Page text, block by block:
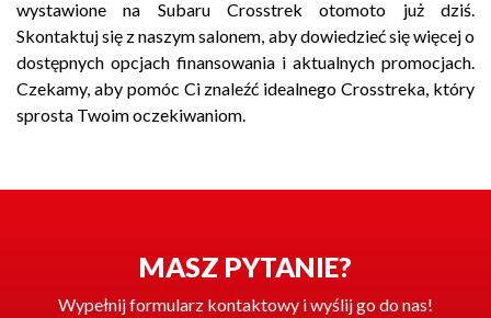
wystawione na Subaru Crosstrek otomoto już dziś.
Skontaktuj się z naszym salonem, aby dowiedzieć się więcej o
dostępnych opcjach finansowania i aktualnych promocjach.
Czekamy, aby pomóc Ci znaleźć idealnego Crosstreka, który
sprosta Twoim oczekiwaniom.
MASZ PYTANIE?
Wypełnij formularz kontaktowy i wyślij go do nas!